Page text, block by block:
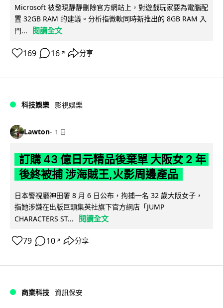
Microsoft 被發現靜靜刪除官方網站上，對遊戲玩家要為電腦配
置 32GB RAM 的建議。分析指微軟同時新推出的 8GB RAM 入
門...
閱讀全文
169 16 ↗ 分享
科技娛樂 影視娛樂
Lawton 1 日
訂購 43 億日元精品後棄單 大阪女 2 年
後終被捕 涉海賊王,火影周邊產品
日本警視廳神田署 8 月 6 日公布，拘捕一名 32 歲大阪女子，
指她涉嫌在出版巨頭集英社旗下官方網店「JUMP
CHARACTERS ST...
閱讀全文
79 10 ↗ 分享
商業科技 資訊保安